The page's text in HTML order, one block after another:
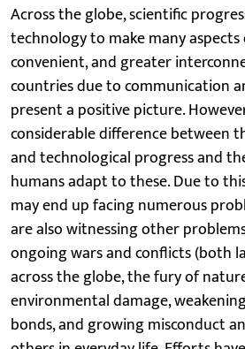
Across the globe, scientific
technology to make many
convenient, and greater
countries due to communication
present a positive picture.
considerable difference between
and technological progress and
humans adapt to these. Due to
may end up facing numerous
are also witnessing other
ongoing wars and conflicts (both
across the globe, the fury of
environmental damage,
bonds, and growing misconduct